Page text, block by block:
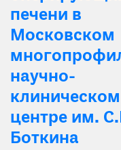
печени в
Московском
научно-
клиническом
центре им.
Боткина